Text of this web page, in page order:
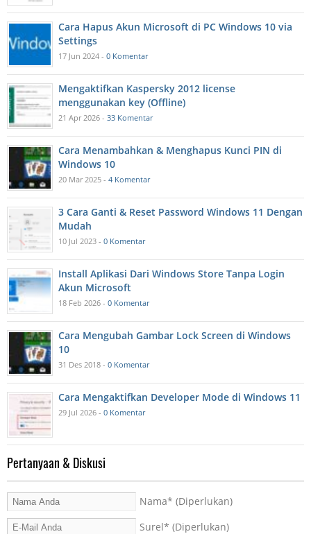
Cara Hapus Akun Microsoft di PC Windows 10 via
Settings
17 Jun 2024 - 0 Komentar
Mengaktifkan Kaspersky 2012 license
menggunakan key (Offline)
21 Apr 2026 - 33 Komentar
Cara Menambahkan & Menghapus Kunci PIN di
Windows 10
20 Mar 2025 - 4 Komentar
3 Cara Ganti & Reset Password Windows 11 Dengan
Mudah
10 Jul 2023 - 0 Komentar
Install Aplikasi Dari Windows Store Tanpa Login
Akun Microsoft
18 Feb 2026 - 0 Komentar
Cara Mengubah Gambar Lock Screen di Windows
10
31 Des 2018 - 0 Komentar
Cara Mengaktifkan Developer Mode di Windows 11
29 Jul 2026 - 0 Komentar
Pertanyaan & Diskusi
Nama* (Diperlukan)
Surel* (Diperlukan)